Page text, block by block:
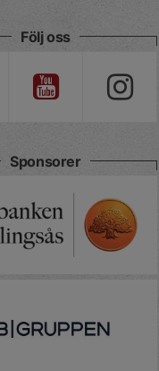
Följ oss
Sponsorer